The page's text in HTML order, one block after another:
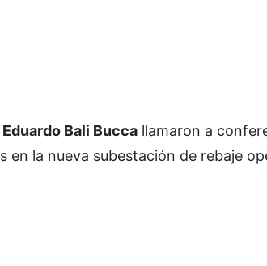
Eduardo Bali Bucca llamaron a
en la nueva subestación de rebaje